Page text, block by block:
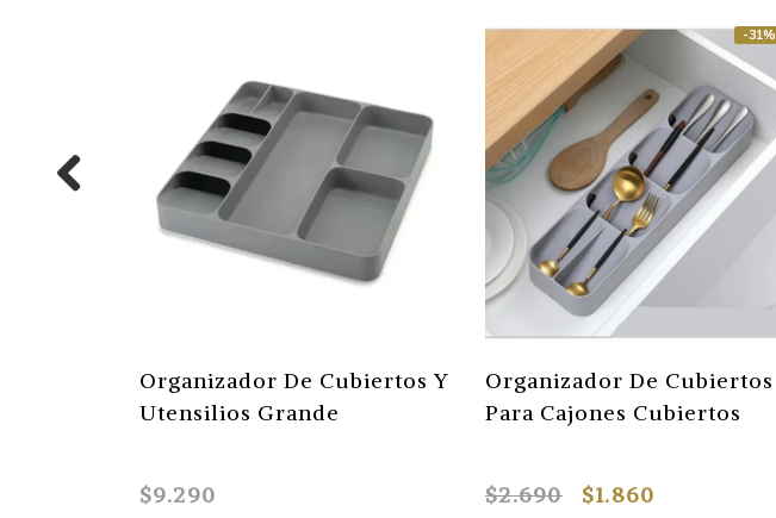
Organizador De Cubiertos Y
Utensilios Grande
$9.290
-31%
Organizador De Cubiertos
Para Cajones Cubiertos
$2.690 $1.860